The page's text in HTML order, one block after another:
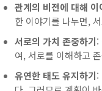
관계의 비전에 대해 이
한 이야기를 나누면,
서로의 가치 존중하기:
여, 서로를 이해하고
유연한 태도 유지하기: